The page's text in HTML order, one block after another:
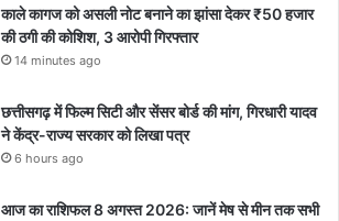
काले कागज को असली नोट बनाने का झांसा देकर ₹50 हजार
की ठगी की कोशिश, 3 आरोपी गिरफ्तार
14 minutes ago
छत्तीसगढ़ में फिल्म सिटी और सेंसर बोर्ड की मांग, गिरधारी यादव
ने केंद्र-राज्य सरकार को लिखा पत्र
6 hours ago
आज का राशिफल 8 अगस्त 2026: जानें मेष से मीन तक सभी